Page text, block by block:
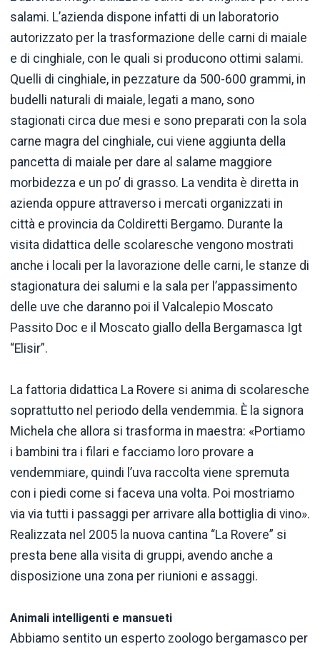
salami. L’azienda dispone infatti di un laboratorio
autorizzato per la trasformazione delle carni di maiale
e di cinghiale, con le quali si producono ottimi salami.
Quelli di cinghiale, in pezzature da 500-600 grammi, in
budelli naturali di maiale, legati a mano, sono
stagionati circa due mesi e sono preparati con la sola
carne magra del cinghiale, cui viene aggiunta della
pancetta di maiale per dare al salame maggiore
morbidezza e un po’ di grasso. La vendita è diretta in
azienda oppure attraverso i mercati organizzati in
città e provincia da Coldiretti Bergamo. Durante la
visita didattica delle scolaresche vengono mostrati
anche i locali per la lavorazione delle carni, le stanze di
stagionatura dei salumi e la sala per l’appassimento
delle uve che daranno poi il Valcalepio Moscato
Passito Doc e il Moscato giallo della Bergamasca Igt
“Elisir”.
La fattoria didattica La Rovere si anima di scolaresche
soprattutto nel periodo della vendemmia. È la signora
Michela che allora si trasforma in maestra: «Portiamo
i bambini tra i filari e facciamo loro provare a
vendemmiare, quindi l’uva raccolta viene spremuta
con i piedi come si faceva una volta. Poi mostriamo
via via tutti i passaggi per arrivare alla bottiglia di vino».
Realizzata nel 2005 la nuova cantina “La Rovere” si
presta bene alla visita di gruppi, avendo anche a
disposizione una zona per riunioni e assaggi.
Animali intelligenti e mansueti
Abbiamo sentito un esperto zoologo bergamasco per